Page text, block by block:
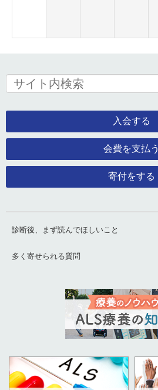
入会する
会費を支払う
寄付をする
診断後、まず読んでほしいこと
多く寄せられる質問